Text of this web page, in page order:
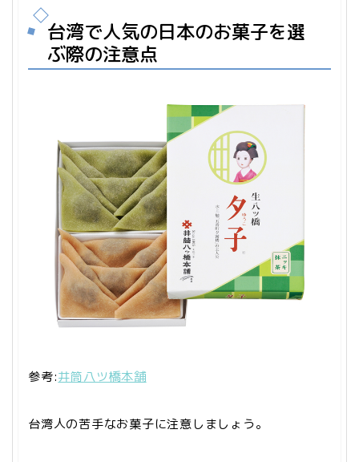
台湾で人気の日本のお菓子を選
ぶ際の注意点
参考:井筒八ツ橋本舗
台湾人の苦手なお菓子に注意しましょう。